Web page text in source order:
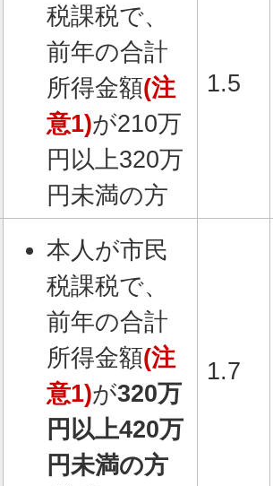
税課税で、
前年の合計
所得金額(注
意1)が210万
円以上320万
円未満の方
1.5
本人が市民
税課税で、
前年の合計
所得金額(注
意1)が320万
円以上420万
円未満の方
1.7